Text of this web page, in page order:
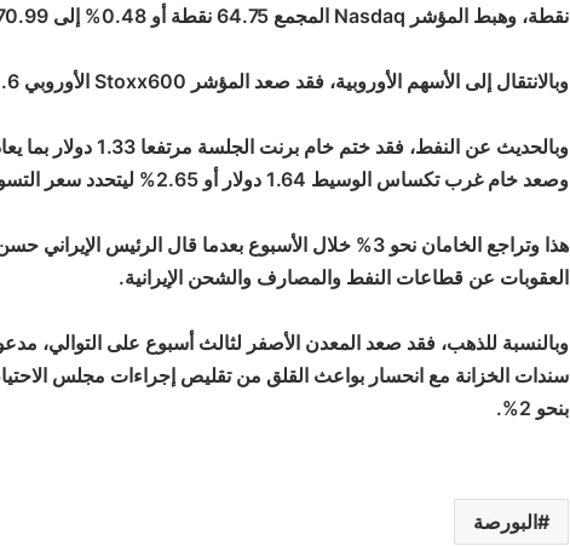
نقطة، وهبط المؤشر Nasdaq المجمع 64.75 نقطة أو 0.48% إلى 13470.99 نقطة.
وبالانتقال إلى الأسهم الأوروبية، فقد صعد المؤشر Stoxx600 الأوروبي 0.6% منهيا الأسبوع على ارتفاع ضئيل.
وصعد خام غرب تكساس الوسيط 1.64 دولار أو 2.65% ليتحدد سعر التسوية عند 63.54 دولار للبرميل.
هذا وتراجع الخامان نحو 3% خلال الأسبوع بعدما قال
العقوبات عن قطاعات النفط والمصارف والشحن الإيرانية.
وبالنسبة للذهب، فقد صعد المعدن الأصفر لثالث أسبوع على التوالي،
سندات الخزانة مع انحسار بواعث القلق من تقليص إجراءات مجلس
بنحو 2%.
البورصة